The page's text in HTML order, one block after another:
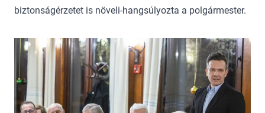
biztonságérzetet is növeli-hangsúlyozta a polgármester.